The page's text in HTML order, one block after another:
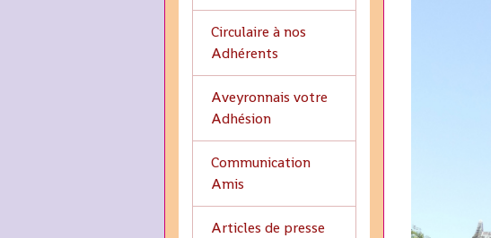
Circulaire à nos
Adhérents
Aveyronnais votre
Adhésion
Communication
Amis
Articles de presse